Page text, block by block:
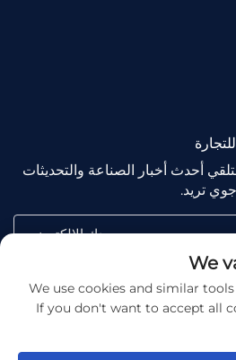
أحدث أخبار الصناعة والتحديثات
تريد.
بريدك الإلكتروني
We
We use cookies and similar
If you don't want to accept all